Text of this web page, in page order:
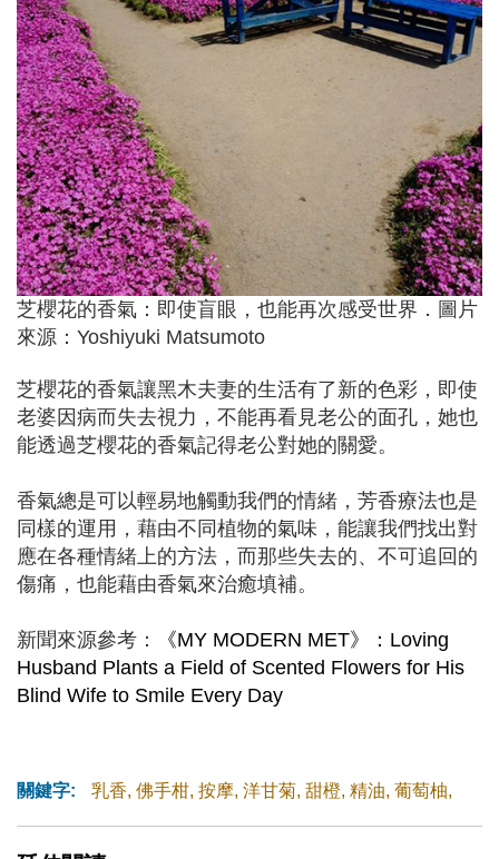
芝櫻花的香氣：即使盲眼，也能再次感受世界．圖片
來源：Yoshiyuki Matsumoto
芝櫻花的香氣讓黑木夫妻的生活有了新的色彩，即使
老婆因病而失去視力，不能再看見老公的面孔，她也
能透過芝櫻花的香氣記得老公對她的關愛。
香氣總是可以輕易地觸動我們的情緒，芳香療法也是
同樣的運用，藉由不同植物的氣味，能讓我們找出對
應在各種情緒上的方法，而那些失去的、不可追回的
傷痛，也能藉由香氣來治癒填補。
新聞來源參考：
《MY MODERN MET》：Loving
Husband Plants a Field of Scented Flowers for His
Blind Wife to Smile Every Day
關鍵字: 乳香, 佛手柑, 按摩, 洋甘菊, 甜橙, 精油, 葡萄柚,